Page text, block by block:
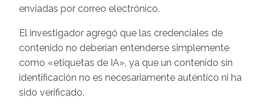
enviadas por correo electrónico.
El investigador agregó que las credenciales de
contenido no deberían entenderse simplemente
como «etiquetas de IA», ya que un contenido sin
identificación no es necesariamente auténtico ni ha
sido verificado.